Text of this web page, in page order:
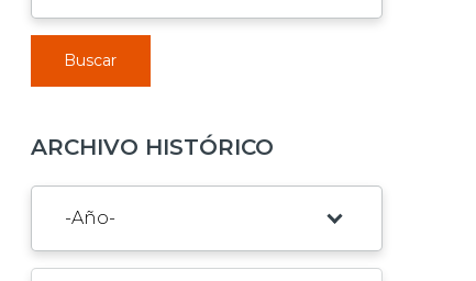
Buscar
ARCHIVO HISTÓRICO